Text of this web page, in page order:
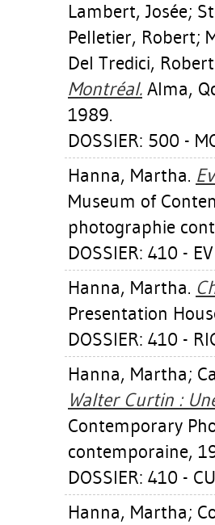
Lambert, Josée;
Pelletier, Robert;
Del Tredici, Robert
Montréal. Alma,
1989.
DOSSIER: 500 -
Hanna, Martha.
Museum of
photographie
DOSSIER: 410 -
Hanna, Martha.
Presentation
DOSSIER: 410 -
Hanna, Martha;
Walter Curtin :
Contemporary
contemporaine,
DOSSIER: 410 -
Hanna, Martha;